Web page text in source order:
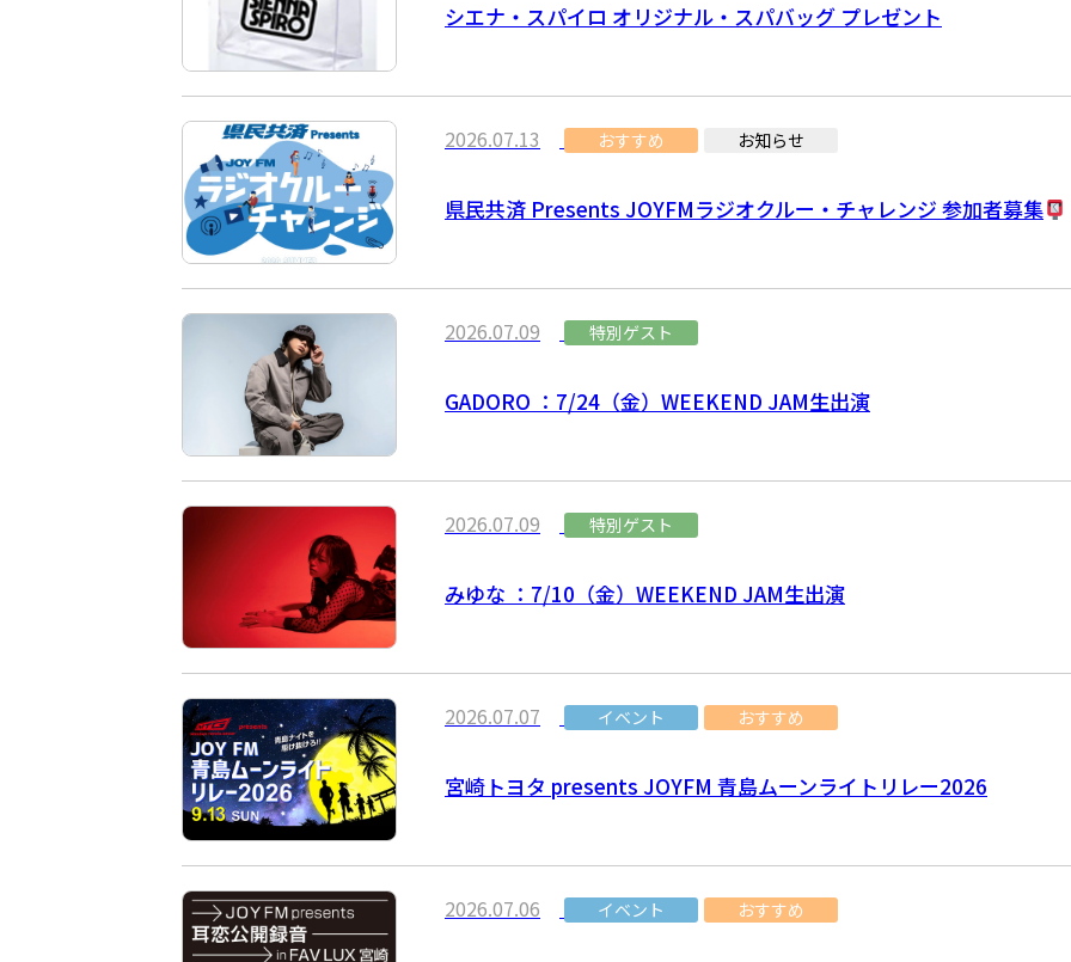
シエナ・スパイロ オリジナル・スパバッグ プレゼント
2026.07.13 おすすめ お知らせ
県民共済 Presents JOYFMラジオクルー・チャレンジ 参加者募集
2026.07.09 特別ゲスト
GADORO ：7/24（金）WEEKEND JAM生出演
2026.07.09 特別ゲスト
みゆな ：7/10（金）WEEKEND JAM生出演
2026.07.07 イベント おすすめ
宮崎トヨタ presents JOYFM 青島ムーンライトリレー2026
2026.07.06 イベント おすすめ